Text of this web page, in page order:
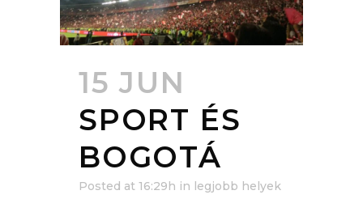
15 JUN
SPORT ÉS
BOGOTÁ
Posted at 16:29h in legjobb helyek